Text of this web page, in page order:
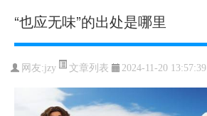
“也应无味”的出处是哪里
网友:jzy 文章列表 2024-11-20 13:57:39